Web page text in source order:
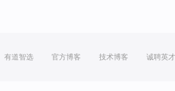
有道智选 官方博客 技术博客 诚聘英才